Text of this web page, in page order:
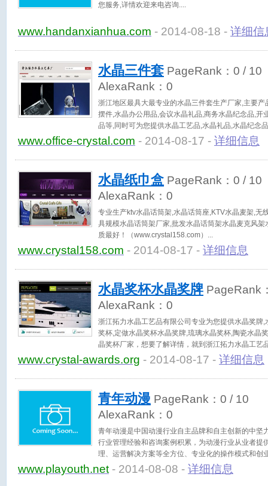
您服务,详情欢迎来电咨询.
www.handanxianhua.com - 2014-08-18 - 详细信
水晶三件套PageRank： 0 / 10
AlexaRank： 0
浙江地区最具大最专业的水晶三件套生产厂家,主要
摆件,水晶办公用品,会议水晶礼品,商务水晶纪念品,开
品等,同时可为您提供水晶工艺品,水晶礼品,水晶纪念
快！（www.office-crystal.com）
www.office-crystal.com - 2014-08-17 - 详细信息
水晶纸巾盒 PageRank： 0 / 10
AlexaRank： 0
专业生产ktv水晶话筒架,水晶话筒座,KTV水晶麦架,无
具规模水晶话筒架厂家,批发水晶话筒架水晶麦克风
质最好！（www.crystal158.com）
www.crystal158.com - 2014-08-17 - 详细信息
水晶奖杯水晶奖牌 PageRank
AlexaRank： 0
浙江拓力水晶工艺品有限公司专业为您提供水晶奖牌
奖杯,定做水晶奖杯水晶奖牌,琉璃水晶奖杯,陶瓷水晶
晶奖杯厂家，想要了解详情，就到浙江拓力水晶工艺
awards.org）
www.crystal-awards.org - 2014-08-17 - 详细信息
青年动漫 PageRank： 0 / 10
AlexaRank： 0
青年动漫是中国动漫行业自主品牌和自主创新的中坚
行业管理经验和咨询案例积累，为动漫行业从业者提
理、运营解决方案等全方位、专业化的操作模式和创
www.playouth.net- 2014-08-08 - 详细信息